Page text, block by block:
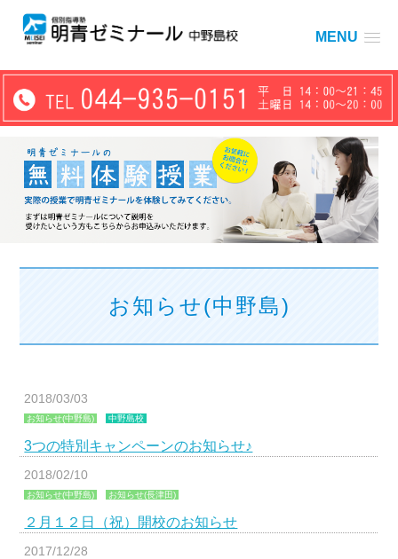
MENU
お知らせ(中野島)
2018/03/03
お知らせ(中野島) 中野島校
3つの特別キャンペーンのお知らせ♪
2018/02/10
お知らせ(中野島) お知らせ(長津田)
２月１２日（祝）開校のお知らせ
2017/12/28